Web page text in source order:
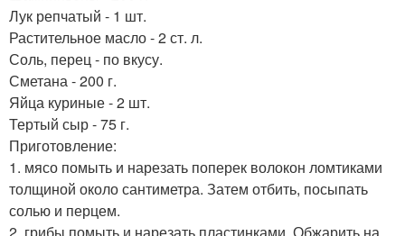
Лук репчатый - 1 шт.
Растительное масло - 2 ст. л.
Соль, перец - по вкусу.
Сметана - 200 г.
Яйца куриные - 2 шт.
Тертый сыр - 75 г.
Приготовление:
1. мясо помыть и нарезать поперек волокон ломтиками
толщиной около сантиметра. Затем отбить, посыпать
солью и перцем.